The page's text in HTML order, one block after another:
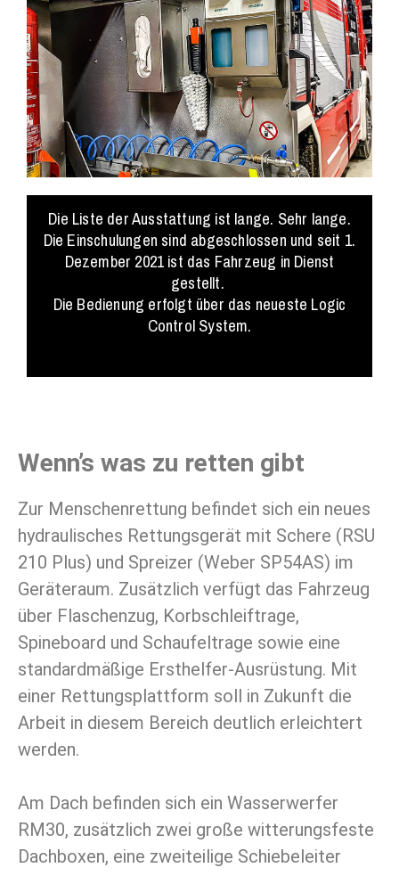
Die Liste der Ausstattung ist lange. Sehr lange.
Die Einschulungen sind abgeschlossen und seit 1.
Dezember 2021 ist das Fahrzeug in Dienst
gestellt.
Die Bedienung erfolgt über das neueste Logic
Control System.
Wenn’s was zu retten gibt
Zur Menschenrettung befindet sich ein neues
hydraulisches Rettungsgerät mit Schere (RSU
210 Plus) und Spreizer (Weber SP54AS) im
Geräteraum. Zusätzlich verfügt das Fahrzeug
über Flaschenzug, Korbschleiftrage,
Spineboard und Schaufeltrage sowie eine
standardmäßige Ersthelfer-Ausrüstung. Mit
einer Rettungsplattform soll in Zukunft die
Arbeit in diesem Bereich deutlich erleichtert
werden.
Am Dach befinden sich ein Wasserwerfer
RM30, zusätzlich zwei große witterungsfeste
Dachboxen, eine zweiteilige Schiebeleiter